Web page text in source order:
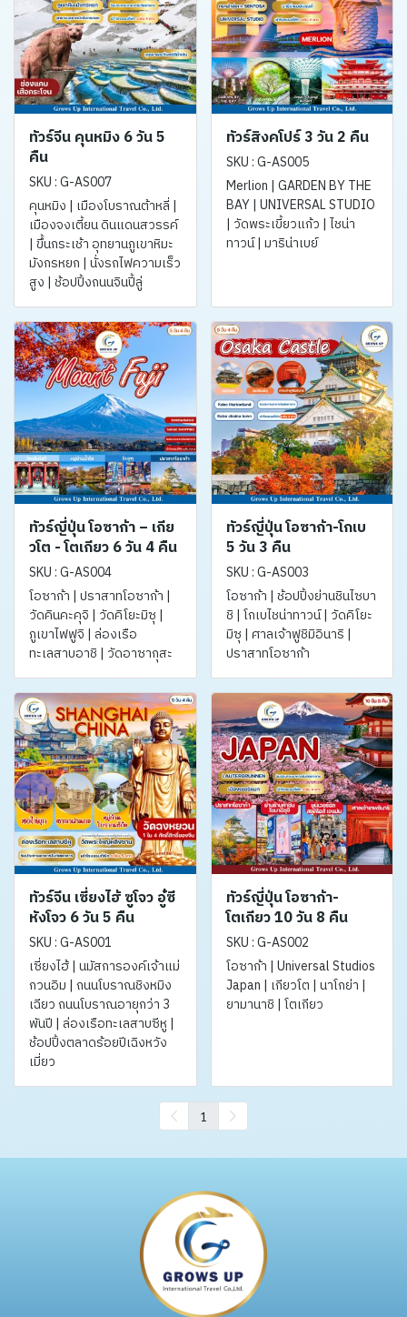
ทัวร์จีน คุนหมิง 6 วัน 5
คืน
SKU : G-AS007
คุนหมิง | เมืองโบราณต้าหลี่ |
เมืองจงเตี้ยน ดินแดนสวรรค์
| ขึ้นกระเช้า อุทยานภูเขาหิมะ
มังกรหยก | นั่งรถไฟความเร็ว
สูง | ช้อปปิ้งถนนจินปี้ลู่
ทัวร์สิงคโปร์ 3 วัน 2 คืน
SKU : G-AS005
Merlion | GARDEN BY THE
BAY | UNIVERSAL STUDIO
| วัดพระเขี้ยวแก้ว | ไชน่า
ทาวน์ | มาริน่าเบย์
ทัวร์ญี่ปุ่น โอซาก้า – เกีย
วโต - โตเกียว 6 วัน 4 คืน
SKU : G-AS004
โอซาก้า | ปราสาทโอซาก้า |
วัดคินคะคุจิ | วัดคิโยะมิซุ |
ภูเขาไฟฟูจิ | ล่องเรือ
ทะเลสาบอาชิ | วัดอาซากุสะ
ทัวร์ญี่ปุ่น โอซาก้า-โกเบ
5 วัน 3 คืน
SKU : G-AS003
โอซาก้า | ช้อปปิ้งย่านชินไซบา
ชิ | โกเบไชน่าทาวน์ | วัดคิโยะ
มิซุ | ศาลเจ้าฟูชิมิอินาริ |
ปราสาทโอซาก้า
ทัวร์จีน เซี่ยงไฮ้ ซูโจว อู๋ซี
หังโจว 6 วัน 5 คืน
SKU : G-AS001
เซี่ยงไฮ้ | นมัสการองค์เจ้าแม่
กวนอิม | ถนนโบราณชิงหมิง
เฉียว ถนนโบราณอายุกว่า 3
พันปี | ล่องเรือทะเลสาบซีหู |
ช้อปปิ้งตลาดร้อยปีเฉิงหวัง
เมี่ยว
ทัวร์ญี่ปุ่น โอซาก้า-
โตเกียว 10 วัน 8 คืน
SKU : G-AS002
โอซาก้า | Universal Studios
Japan | เกียวโต | นาโกย่า |
ยามานาชิ | โตเกียว
1